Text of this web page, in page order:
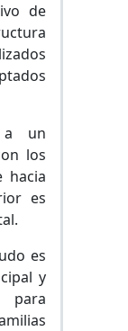
de
a un
los
hacia
es
es
y
para